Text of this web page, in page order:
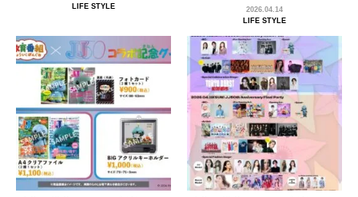
LIFE STYLE
2026.04.14
LIFE STYLE